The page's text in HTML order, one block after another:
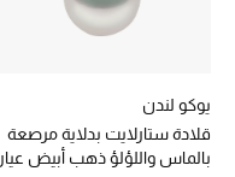
الموسم الجديد
حصريًا عبر الإنترنت
يوكو لندن
قلادة ستارلايت بدلاية مرصعة
بالماس واللؤلؤ ذهب أبيض عيار